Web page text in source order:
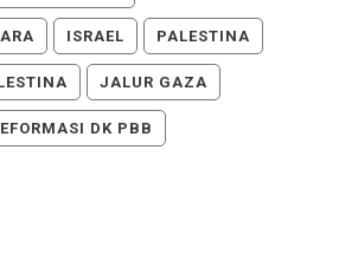
ISRAEL PALESTINA
JALUR GAZA
DK PBB